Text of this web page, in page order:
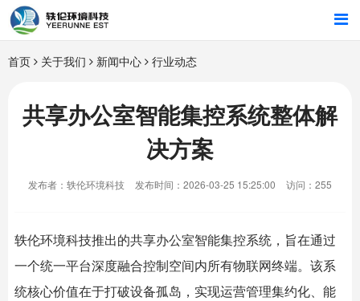
首页
行业解决方案
招商合作
首页 关于我们 新闻中心 行业动态
共享办公室智能集控系统整体解
决方案
发布者：轶伦环境科技 发布时间：2026-03-25 15:25:00 访问：255
轶伦环境科技推出的共享办公室智能集控系统，旨在通过
一个统一平台深度融合控制空间内所有物联网终端。该系
统核心价值在于打破设备孤岛，实现运营管理集约化、能